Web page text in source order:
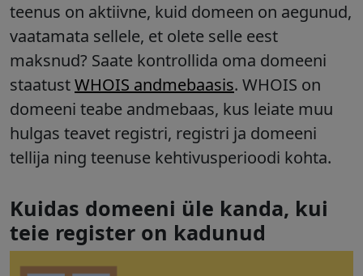
teenus on aktiivne, kuid domeen on aegunud,
vaatamata sellele, et olete selle eest
maksnud? Saate kontrollida oma domeeni
staatustWHOIS andmebaasis. WHOIS on
domeeni teabe andmebaas, kus leiate muu
hulgas teavet registri, registri ja domeeni
tellija ning teenuse kehtivusperioodi kohta.
Kuidas domeeni üle kanda, kui
teie register on kadunud